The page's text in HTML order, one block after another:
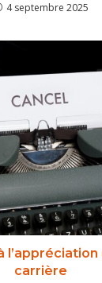
4 septembre 2025
à
carrière